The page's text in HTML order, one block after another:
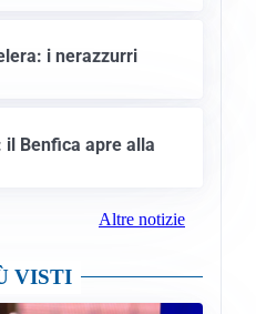
i nerazzurri
il Benfica apre alla
Altre notizie
VISTI